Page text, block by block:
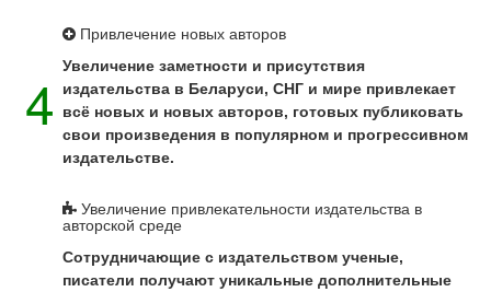
4
Привлечение новых авторов
Увеличение заметности и присутствия
издательства в Беларуси, СНГ и мире привлекает
всё новых и новых авторов, готовых публиковать
свои произведения в популярном и прогрессивном
издательстве.
Увеличение привлекательности издательства в
авторской среде
Сотрудничающие с издательством ученые,
писатели получают уникальные дополнительные